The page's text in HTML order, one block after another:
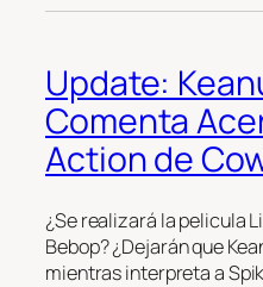
Update:
Comenta
Action de
¿Se realizará la pelicula
Bebop? ¿Dejarán que
mientras interpreta a